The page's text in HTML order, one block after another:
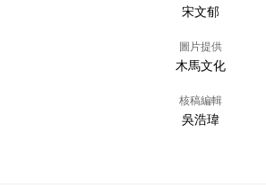
宋文郁
圖片提供
木馬文化
核稿編輯
吳浩瑋